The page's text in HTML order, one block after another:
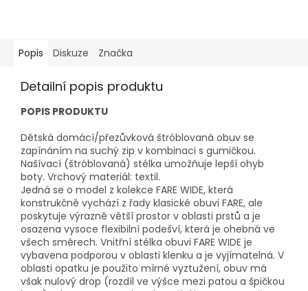
Popis Diskuze Značka
Detailní popis produktu
POPIS PRODUKTU
Dětská domácí/přezůvková štróblovaná obuv se
zapínáním na suchý zip v kombinaci s gumičkou.
Našívací (štróblovaná) stélka umožňuje lepší ohyb
boty. Vrchový materiál: textil.
Jedná se o model z kolekce FARE WIDE, která
konstrukčně vychází z řady klasické obuvi FARE, ale
poskytuje výrazně větší prostor v oblasti prstů a je
osazena vysoce flexibilní podešví, která je ohebná ve
všech směrech. Vnitřní stélka obuvi FARE WIDE je
vybavena podporou v oblasti klenku a je vyjímatelná. V
oblasti opatku je použito mírné vyztužení, obuv má
však nulový drop (rozdíl ve výšce mezi patou a špičkou